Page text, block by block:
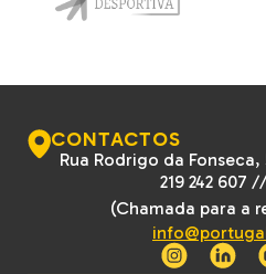
CONTACTOS
Rua Rodrigo da Fonseca,
219 242 607
(Chamada para a